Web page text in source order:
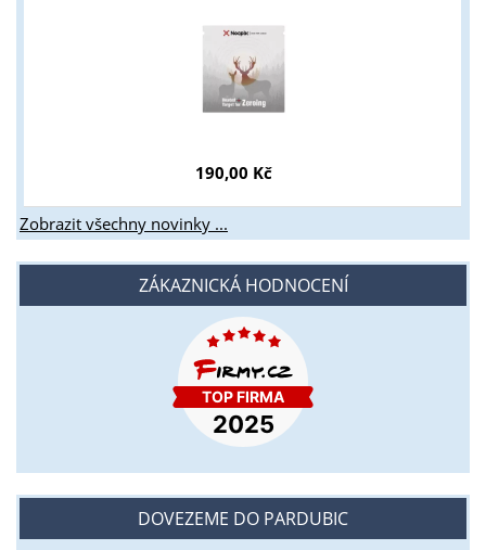
190,00 Kč
Zobrazit všechny novinky ...
ZÁKAZNICKÁ HODNOCENÍ
DOVEZEME DO PARDUBIC